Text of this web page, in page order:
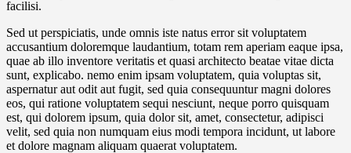
facilisi.
Sed ut perspiciatis, unde omnis iste natus error sit voluptatem
accusantium doloremque laudantium, totam rem aperiam eaque ipsa,
quae ab illo inventore veritatis et quasi architecto beatae vitae dicta
sunt, explicabo. nemo enim ipsam voluptatem, quia voluptas sit,
aspernatur aut odit aut fugit, sed quia consequuntur magni dolores
eos, qui ratione voluptatem sequi nesciunt, neque porro quisquam
est, qui dolorem ipsum, quia dolor sit, amet, consectetur, adipisci
velit, sed quia non numquam eius modi tempora incidunt, ut labore
et dolore magnam aliquam quaerat voluptatem.